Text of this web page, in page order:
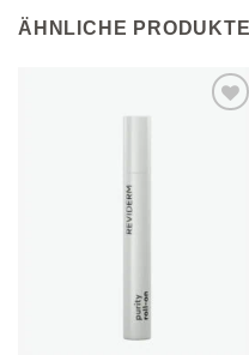
ÄHNLICHE PRODUKTE